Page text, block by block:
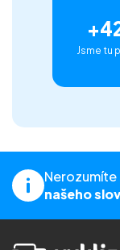
Jsme tu
Nerozumíte
našeho